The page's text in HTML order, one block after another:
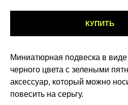
КУПИТЬ
Миниатюрная подвеска в виде
черного цвета с зелеными
аксессуар, который можно
повесить на серьгу.